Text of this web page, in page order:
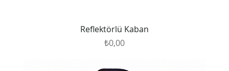
Reflektörlü Kaban
Fiyat
₺0,00